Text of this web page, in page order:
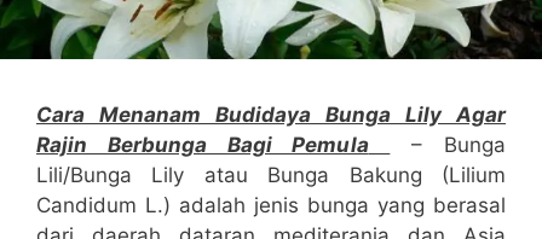
Cara Menanam Budidaya Bunga Lily Agar
Rajin Berbunga Bagi Pemula
– Bunga
Lili/Bunga Lily atau Bunga Bakung (Lilium
Candidum L.) adalah jenis bunga yang berasal